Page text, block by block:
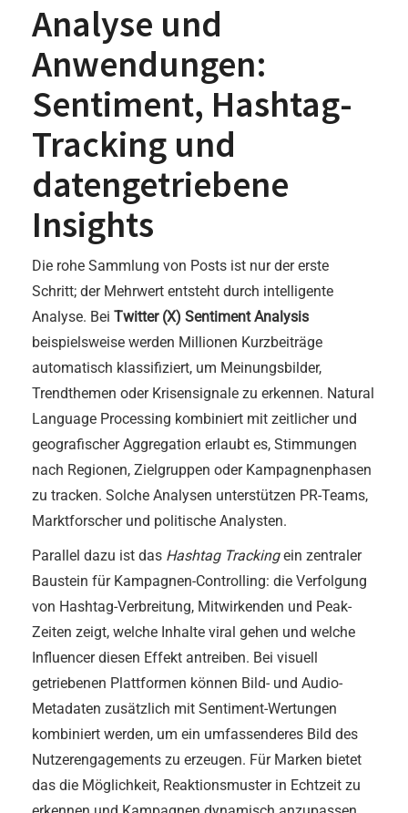
Analyse und
Anwendungen:
Sentiment, Hashtag-
Tracking und
datengetriebene
Insights
Die rohe Sammlung von Posts ist nur der erste
Schritt; der Mehrwert entsteht durch intelligente
Analyse. Bei Twitter (X) Sentiment Analysis
beispielsweise werden Millionen Kurzbeiträge
automatisch klassifiziert, um Meinungsbilder,
Trendthemen oder Krisensignale zu erkennen. Natural
Language Processing kombiniert mit zeitlicher und
geografischer Aggregation erlaubt es, Stimmungen
nach Regionen, Zielgruppen oder Kampagnenphasen
zu tracken. Solche Analysen unterstützen PR-Teams,
Marktforscher und politische Analysten.
Parallel dazu ist das Hashtag Trackingein zentraler
Baustein für Kampagnen-Controlling: die Verfolgung
von Hashtag-Verbreitung, Mitwirkenden und Peak-
Zeiten zeigt, welche Inhalte viral gehen und welche
Influencer diesen Effekt antreiben. Bei visuell
getriebenen Plattformen können Bild- und Audio-
Metadaten zusätzlich mit Sentiment-Wertungen
kombiniert werden, um ein umfassenderes Bild des
Nutzerengagements zu erzeugen. Für Marken bietet
das die Möglichkeit, Reaktionsmuster in Echtzeit zu